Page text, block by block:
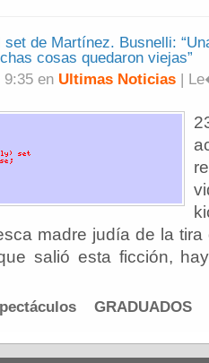
de Martínez. Busnelli:
cosas quedaron viejas”
en Ultimas Noticias |
madre judía de la tira
salió esta ficción,
GRADUADOS